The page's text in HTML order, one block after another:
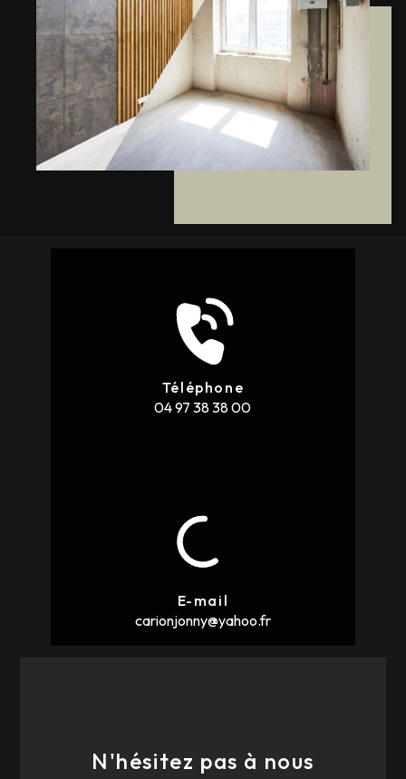
Téléphone
04 97 38 38 00
E-mail
carionjonny@yahoo.fr
N'hésitez pas à nous